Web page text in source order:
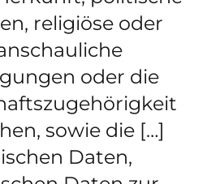
religiöse oder
oder die
sowie die […]
Daten,